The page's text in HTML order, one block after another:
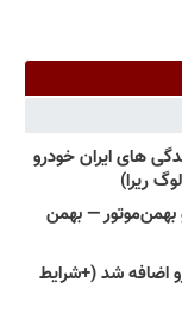
های ایران خودرو
ریرا)
بهمن‌موتور — بهمن
اضافه شد (+شرایط